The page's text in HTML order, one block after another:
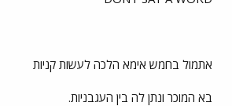
אתמול בחמש אימא הלכה לעשות קניות
בא המוכר ונתן לה בין העגבניות.